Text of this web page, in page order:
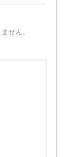
せん。